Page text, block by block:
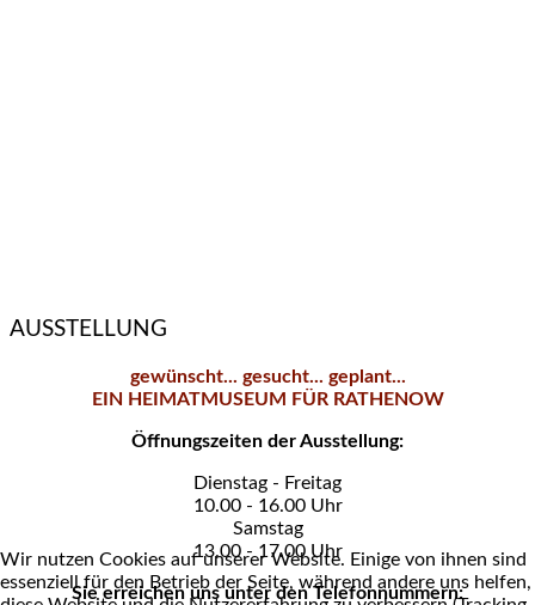
AUSSTELLUNG
gewünscht... gesucht... geplant...
EIN HEIMATMUSEUM FÜR RATHENOW
Öffnungszeiten der Ausstellung:
Dienstag - Freitag
10.00 - 16.00 Uhr
Samstag
13.00 - 17.00 Uhr
Sie erreichen uns unter den Telefonnummern:
Wir nutzen Cookies auf unserer Website. Einige von ihnen sind
essenziell für den Betrieb der Seite, während andere uns helfen,